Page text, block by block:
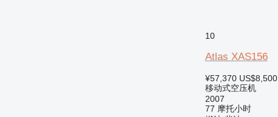
10
Atlas XAS156
¥57,370 US$8,500
移动式空压机
2007
77 摩托小时